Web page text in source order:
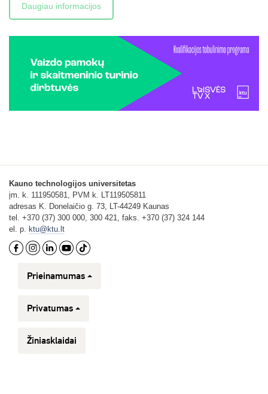
Daugiau informacijos
Kauno technologijos universitetas
įm. k. 111950581, PVM k. LT119505811
adresas K. Donelaičio g. 73, LT-44249 Kaunas
tel. +370 (37) 300 000, 300 421, faks. +370 (37) 324 144
el. p. ktu@ktu.lt
Prieinamumas
Privatumas
Žiniasklaidai